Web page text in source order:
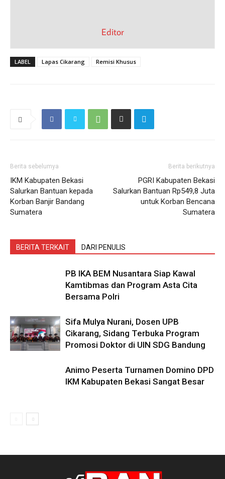
Editor
LABEL Lapas Cikarang Remisi Khusus
Berita sebelumya
IKM Kabupaten Bekasi
Salurkan Bantuan kepada
Korban Banjir Bandang
Sumatera
Berita berikutnya
PGRI Kabupaten Bekasi
Salurkan Bantuan Rp549,8 Juta
untuk Korban Bencana
Sumatera
BERITA TERKAIT DARI PENULIS
PB IKA BEM Nusantara Siap Kawal
Kamtibmas dan Program Asta Cita
Bersama Polri
Sifa Mulya Nurani, Dosen UPB
Cikarang, Sidang Terbuka Program
Promosi Doktor di UIN SDG Bandung
Animo Peserta Turnamen Domino DPD
IKM Kabupaten Bekasi Sangat Besar